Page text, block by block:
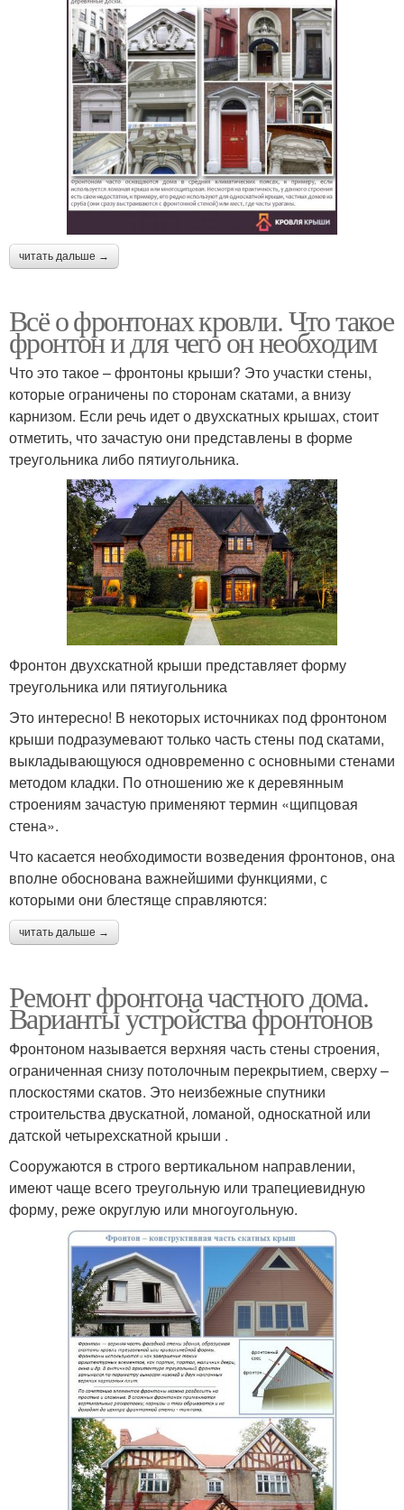
читать дальше →
Всё о фронтонах кровли. Что такое
фронтон и для чего он необходим
Что это такое – фронтоны крыши? Это участки стены,
которые ограничены по сторонам скатами, а внизу
карнизом. Если речь идет о двухскатных крышах, стоит
отметить, что зачастую они представлены в форме
треугольника либо пятиугольника.
Фронтон двухскатной крыши представляет форму
треугольника или пятиугольника
Это интересно! В некоторых источниках под фронтоном
крыши подразумевают только часть стены под скатами,
выкладывающуюся одновременно с основными стенами
методом кладки. По отношению же к деревянным
строениям зачастую применяют термин «щипцовая
стена».
Что касается необходимости возведения фронтонов, она
вполне обоснована важнейшими функциями, с
которыми они блестяще справляются:
читать дальше →
Ремонт фронтона частного дома.
Варианты устройства фронтонов
Фронтоном называется верхняя часть стены строения,
ограниченная снизу потолочным перекрытием, сверху –
плоскостями скатов. Это неизбежные спутники
строительства двускатной, ломаной, односкатной или
датской четырехскатной крыши .
Сооружаются в строго вертикальном направлении,
имеют чаще всего треугольную или трапециевидную
форму, реже округлую или многоугольную.